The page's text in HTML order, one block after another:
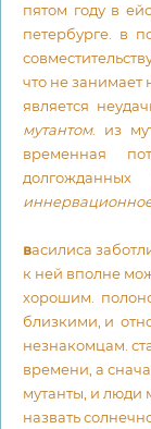
пятом году в
петербурге. в
что не занимает
является
мутантом. из
временная
василиса
к ней вполне
хорошим.
близкими, и
незнакомцам.
времени, а
мутанты, и люди
назвать